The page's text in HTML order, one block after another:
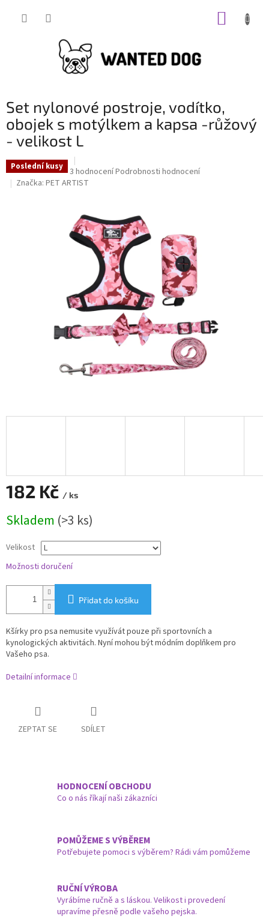
Set nylonové postroje, vodítko,
obojek s motýlkem a kapsa -růžový
- velikost L
Poslední kusy
Průměrné
hodnocení
5,0
z
5
hvězdiček.
3 hodnoceníPodrobnosti hodnocení
Značka: PET ARTIST
182 Kč / ks
cena:
Skladem (>3 ks)
Velikost
Možnosti doručení
Přidat do košíku
Kšírky pro psa nemusite využívát pouze při sportovních a
kynologických aktivitách. Nyní mohou být módním doplňkem pro
Vašeho psa.
Detailní informace
ZEPTAT SE SDÍLET
HODNOCENÍ OBCHODU
Co o nás říkají naši zákazníci
POMŮŽEME S VÝBĚREM
Potřebujete pomoci s výběrem? Rádi vám pomůžeme
RUČNÍ VÝROBA
Vyrábíme ručně a s láskou. Velikost i provedení
upravíme přesně podle vašeho pejska.